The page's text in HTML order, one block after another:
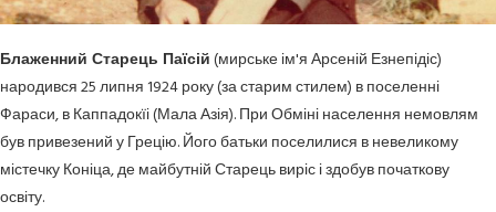
Блаженний Старець Паїсій(мирське ім'я Арсеній Езнепідіс)
народився 25 липня 1924 року (за старим стилем) в поселенні
Фараси, в Каппадокїі (Мала Азія). При Обміні населення немовлям
був привезений у Грецію. Його батьки поселилися в невеликому
містечку Коніца, де майбутній Старець виріс і здобув початкову
освіту.